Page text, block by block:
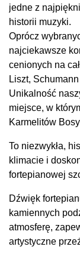
jedne z
historii muzyki.
Oprócz
najciekawsze
cenionych na
Liszt,
Unikalność
miejsce, w
Karmelitów
To niezwykła,
klimacie i
fortepianowej
Dźwięk
kamiennych
atmosferę,
artystyczne